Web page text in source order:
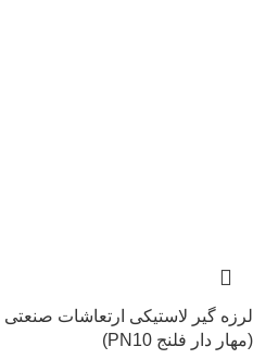
(مهار دار فلنج PN10)